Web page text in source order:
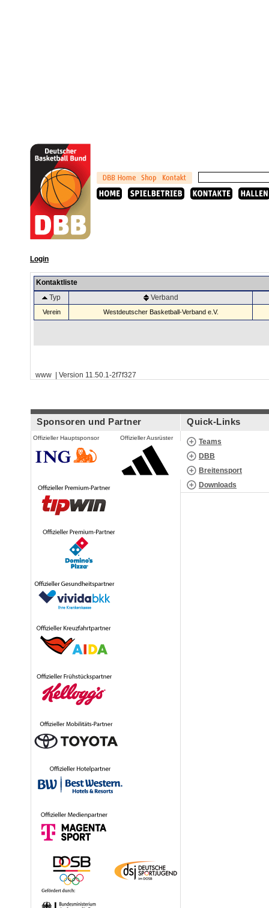
Login
Kontaktliste
Typ
Verband
Verein Westdeutscher Basketball-Verband e.V.
www | Version 11.50.1-2f7f327
Sponsoren und Partner
Offizieller Hauptsponsor Offizieller Ausrüster
Quick-Links
Teams
DBB
Breitensport
Downloads